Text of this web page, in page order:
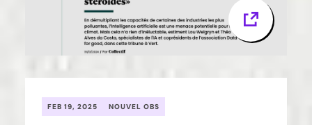
FEB 19, 2025 NOUVEL OBS